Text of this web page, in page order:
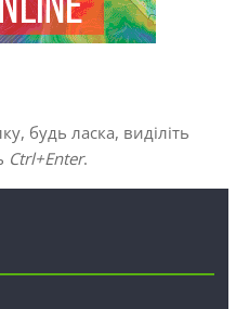
будь ласка, виділіть
Ctrl+Enter.